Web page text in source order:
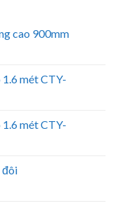
cao 900mm
1.6 mét CTY-
1.6 mét CTY-
đôi